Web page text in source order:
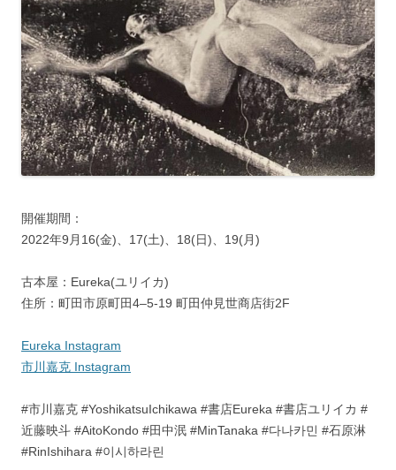
開催期間：
2022年9月16(金)、17(土)、18(日)、19(月)
古本屋：Eureka(ユリイカ)
住所：町田市原町田4–5-19 町田仲見世商店街2F
Eureka Instagram
市川嘉克 Instagram
#市川嘉克 #YoshikatsuIchikawa #書店Eureka #書店ユリイカ #
近藤映斗 #AitoKondo #田中泯 #MinTanaka #다나카민 #石原淋
#RinIshihara #이시하라린